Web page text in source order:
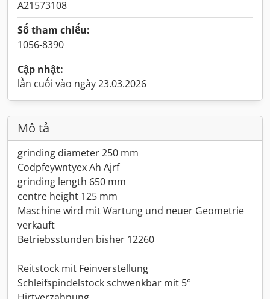
A21573108
Số tham chiếu:
1056-8390
Cập nhật:
lần cuối vào ngày 23.03.2026
Mô tả
grinding diameter 250 mm
Codpfeywntyex Ah Ajrf
grinding length 650 mm
centre height 125 mm
Maschine wird mit Wartung und neuer Geometrie
verkauft
Betriebsstunden bisher 12260
Reitstock mit Feinverstellung
Schleifspindelstock schwenkbar mit 5°